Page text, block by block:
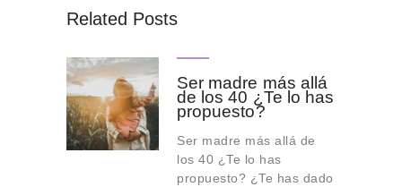
Related Posts
Ser madre más allá
de los 40 ¿Te lo has
propuesto?
Ser madre más allá de
los 40 ¿Te lo has
propuesto? ¿Te has dado